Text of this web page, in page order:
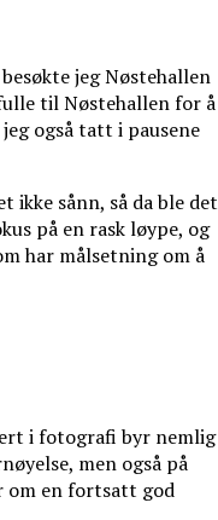
jeg Nøstehallen
til Nøstehallen for å
også tatt i pausene
ikke sånn, så da ble det
på en rask løype, og
har målsetning om å
i fotografi byr nemlig
men også på
om en fortsatt god